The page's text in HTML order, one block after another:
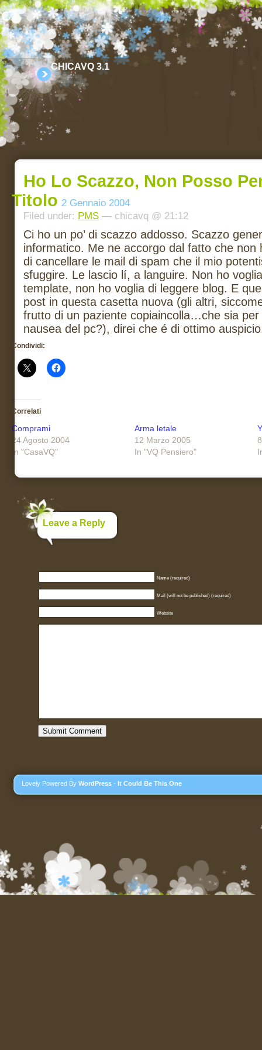
CHICAVQ 3.1
Ho Lo Scazzo, Non Posso
Titolo 2 Gennaio 2004
Filed under: PMS — chicavq @ 21:12
Ci ho un po’ di scazzo addosso. Scazzo
informatico. Me ne accorgo dal fatto che non
di cancellare le mail di spam che il mio
sfuggire. Le lascio lí, a languire. Non ho
template, non ho voglia di leggere blog. E
post in questa casetta nuova (gli altri,
frutto di un paziente copiaincolla…che sia
nausea del pc?), direi che é di ottimo
Condividi:
Correlati
Comprami
24 Agosto 2004
In "CasaVQ"
Arma letale
12 Marzo 2005
In "VQ Pensiero"
Leave a Reply
Name (required)
Mail (will not be published) (required)
Website
Lovely Powered By WordPress - It Could Be This One